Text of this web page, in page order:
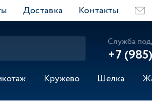
Доставка Контакты
Служба
+7
Кружево Шелка